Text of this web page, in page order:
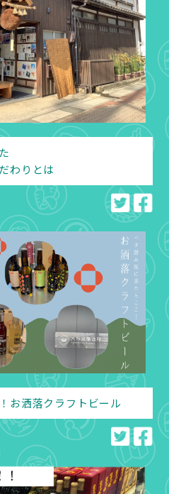
わりとは
お洒落クラフトビール